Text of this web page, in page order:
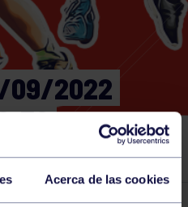
Acerca de las cookies
09/2022